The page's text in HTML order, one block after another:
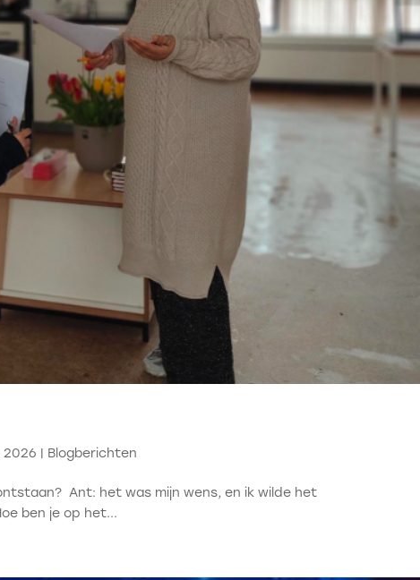
2026 | Blogberichten
Ant: het was mijn wens, en ik wilde het
ben je op het...